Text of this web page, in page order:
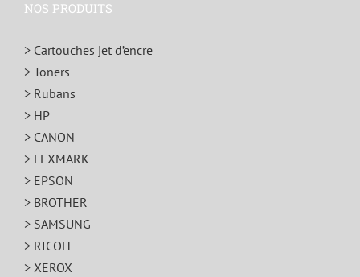
NOS PRODUITS
> Cartouches jet d’encre
> Toners
> Rubans
> HP
> CANON
> LEXMARK
> EPSON
> BROTHER
> SAMSUNG
> RICOH
> XEROX